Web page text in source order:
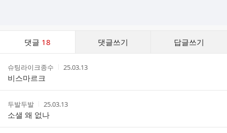
댓글 18 댓글쓰기 답글쓰기
스
작
성
자
슈팅라이크종수
작
간
25.03.13
비스마르크
작
성
자
두발두발
작
성
시
간
25.03.13
소샐 왜 없나